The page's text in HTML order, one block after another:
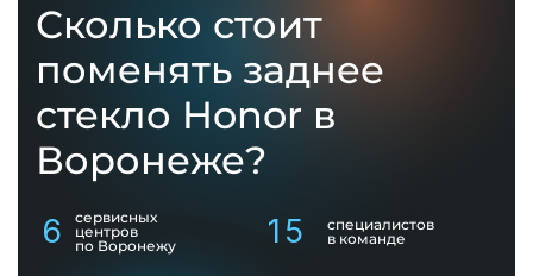
Сколько стоит
поменять заднее
стекло Honor в
Воронеже?
6
сервисных
центров
по Воронежу
15
специалистов
в команде